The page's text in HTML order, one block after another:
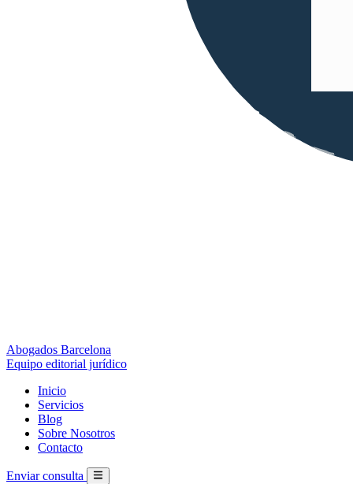
Abogados Barcelona
Equipo editorial jurídico
Inicio
Servicios
Blog
Sobre Nosotros
Contacto
Enviar consulta